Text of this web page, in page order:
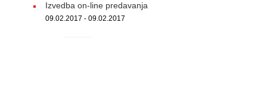
Izvedba on-line predavanja
09.02.2017 - 09.02.2017